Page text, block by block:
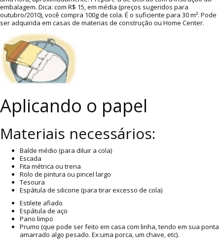
embalagem. Dica: com R$ 15, em média (preços sugeridos para
outubro/2010), você compra 100g de cola. É o suficiente para 30 m². Pode
ser adquirida em casas de materias de construção ou Home Center.
Aplicando o papel
Materiais necessários:
Balde médio (para diluir a cola)
Escada
Fita métrica ou trena
Rolo de pintura ou pincel largo
Tesoura
Espátula de silicone (para tirar excesso de cola)
Estilete afiado
Espátula de aço
Pano limpo
Prumo (que pode ser feito em casa com linha, tendo em sua ponta
amarrado algo pesado. Ex:uma porca, um chave, etc).